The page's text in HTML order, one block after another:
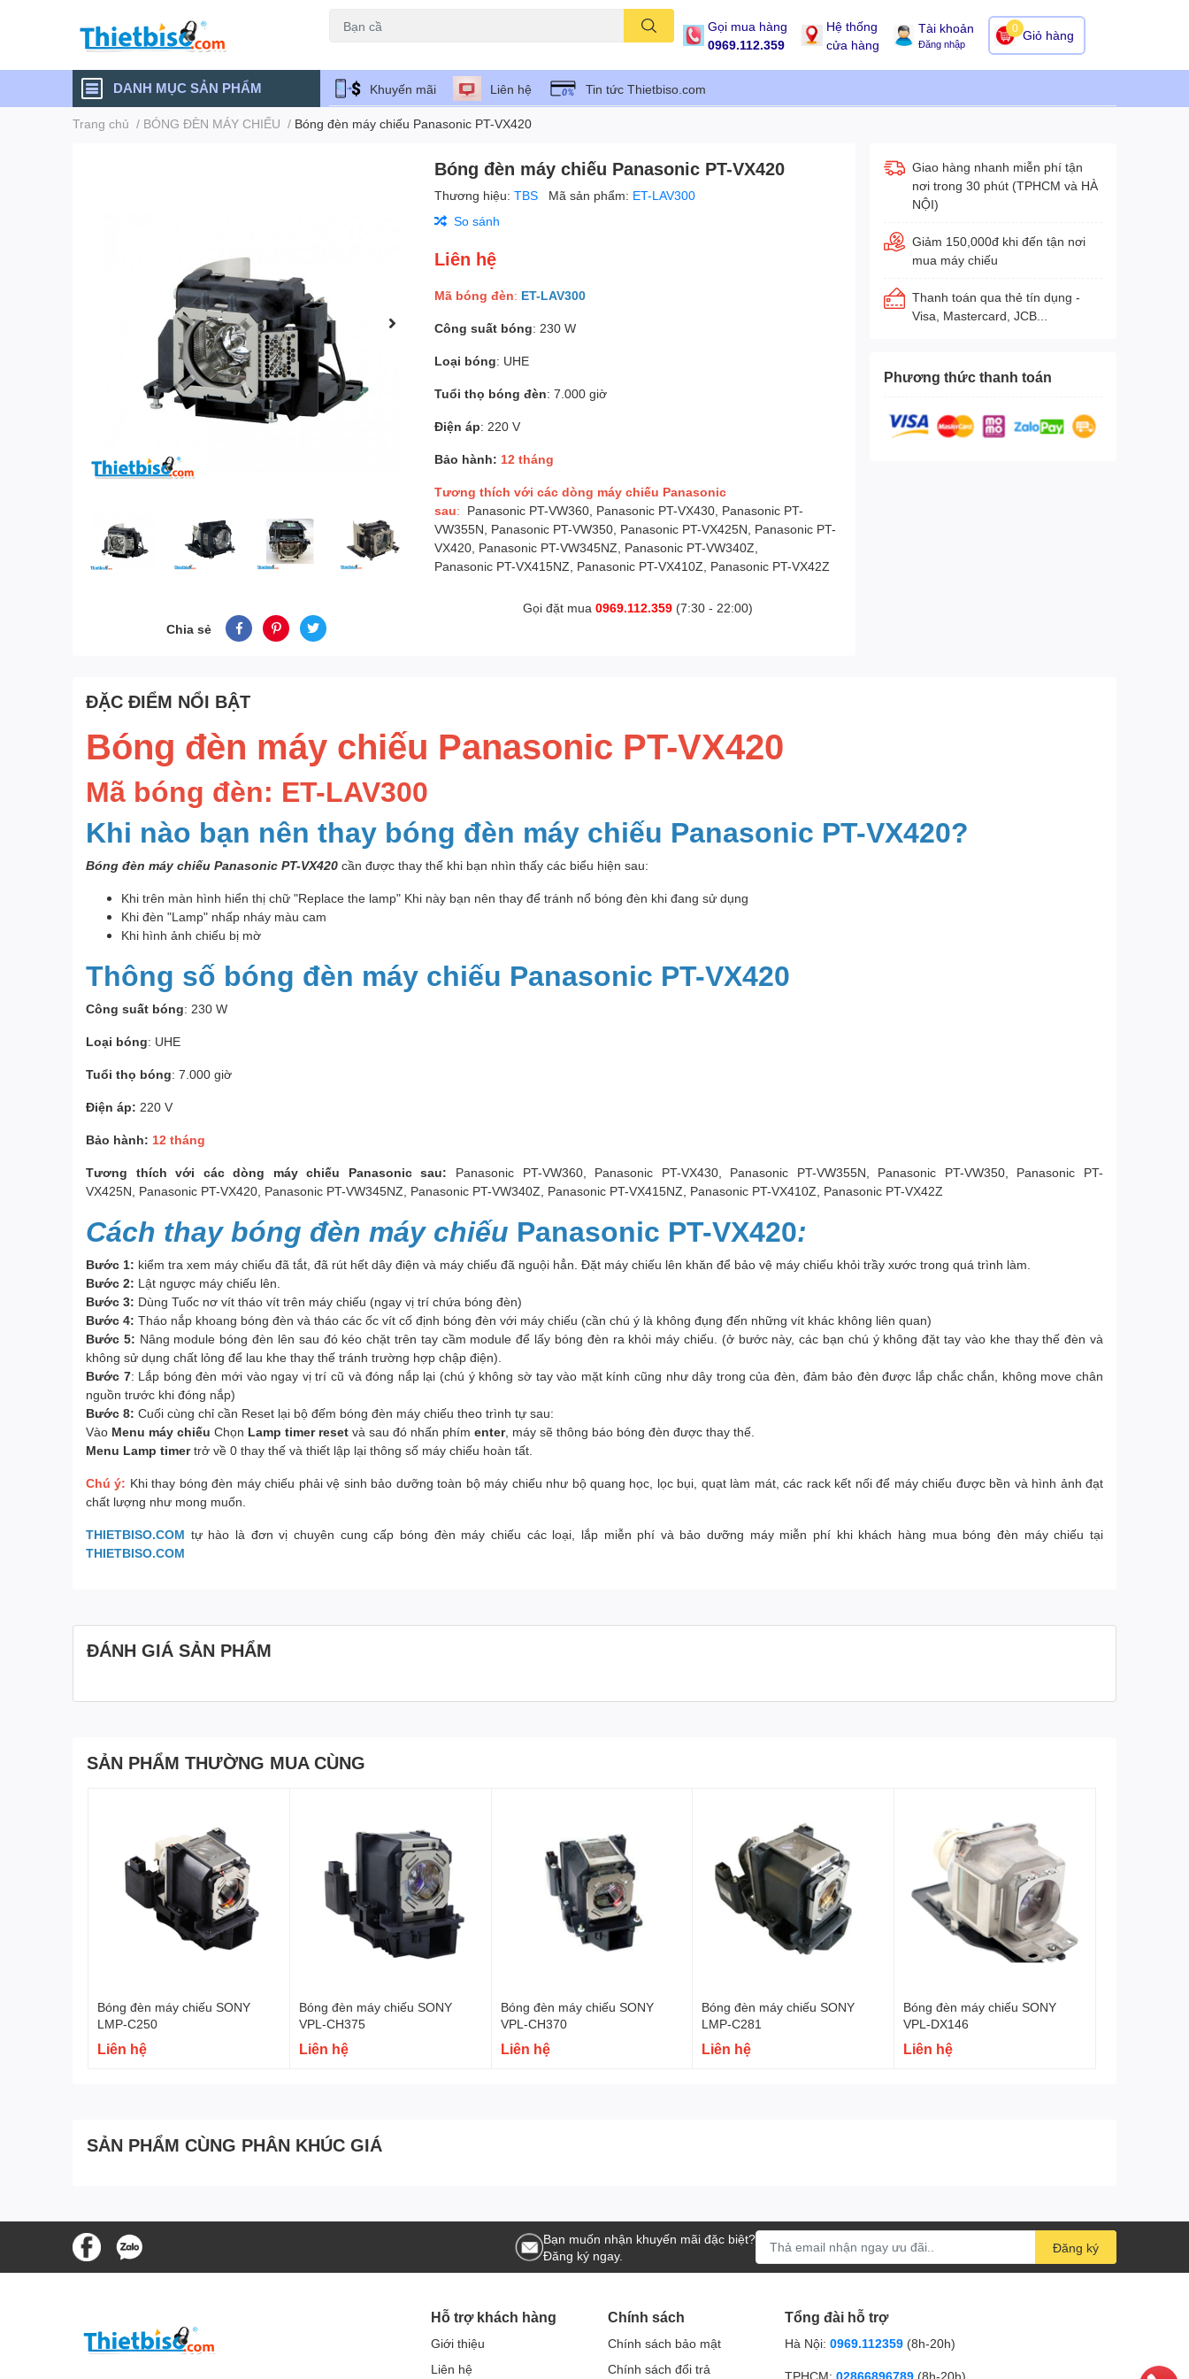
Gọi mua hàng
0969.112.359
Hệ thống
cửa hàng
Tài khoản
Đăng nhập
Giỏ hàng
0
DANH MỤC SẢN PHẨM Khuyến mãi Liên hệ Tin tức Thietbiso.com
Trang chủ / BÓNG ĐÈN MÁY CHIẾU / Bóng đèn máy chiếu Panasonic PT-VX420
Chia sẻ
Bóng đèn máy chiếu Panasonic PT-VX420
Thương hiệu:TBS Mã sản phẩm: ET-LAV300
So sánh
Liên hệ
Mã bóng đèn: ET-LAV300
Công suất bóng: 230 W
Loại bóng: UHE
Tuổi thọ bóng đèn: 7.000 giờ
Điện áp: 220 V
Bảo hành: 12 tháng
Tương thích với các dòng máy chiếu Panasonic
sau: Panasonic PT-VW360, Panasonic PT-VX430, Panasonic PT-
VW355N, Panasonic PT-VW350, Panasonic PT-VX425N, Panasonic PT-
VX420, Panasonic PT-VW345NZ, Panasonic PT-VW340Z,
Panasonic PT-VX415NZ, Panasonic PT-VX410Z, Panasonic PT-VX42Z
Gọi đặt mua0969.112.359 (7:30 - 22:00)
Giao hàng nhanh miễn phí tận
nơi trong 30 phút (TPHCM và HÀ
NỘI)
Giảm 150,000đ khi đến tận nơi
mua máy chiếu
Thanh toán qua thẻ tín dụng -
Visa, Mastercard, JCB...
Phương thức thanh toán
ĐẶC ĐIỂM NỔI BẬT
Bóng đèn máy chiếu Panasonic PT-VX420
Mã bóng đèn: ET-LAV300
Khi nào bạn nên thay bóng đèn máy chiếu Panasonic PT-VX420?
Bóng đèn máy chiếu Panasonic PT-VX420 cần được thay thế khi bạn nhìn thấy các biểu hiện sau:
Khi trên màn hình hiển thị chữ "Replace the lamp" Khi này bạn nên thay để tránh nổ bóng đèn khi đang sử dụng
Khi đèn "Lamp" nhấp nháy màu cam
Khi hình ảnh chiếu bị mờ
Thông số bóng đèn máy chiếu Panasonic PT-VX420
Công suất bóng: 230 W
Loại bóng: UHE
Tuổi thọ bóng: 7.000 giờ
Điện áp: 220 V
Bảo hành: 12 tháng
Tương thích với các dòng máy chiếu Panasonic sau: Panasonic PT-VW360, Panasonic PT-VX430, Panasonic PT-VW355N, Panasonic PT-VW350, Panasonic PT-
VX425N, Panasonic PT-VX420, Panasonic PT-VW345NZ, Panasonic PT-VW340Z, Panasonic PT-VX415NZ, Panasonic PT-VX410Z, Panasonic PT-VX42Z
Cách thay bóng đèn máy chiếu Panasonic PT-VX420:
Bước 1: kiểm tra xem máy chiếu đã tắt, đã rút hết dây điện và máy chiếu đã nguội hẳn. Đặt máy chiếu lên khăn để bảo vệ máy chiếu khỏi trầy xước trong quá trình làm.
Bước 2: Lật ngược máy chiếu lên.
Bước 3: Dùng Tuốc nơ vít tháo vít trên máy chiếu (ngay vị trí chứa bóng đèn)
Bước 4: Tháo nắp khoang bóng đèn và tháo các ốc vít cố định bóng đèn với máy chiếu (cần chú ý là không đụng đến những vít khác không liên quan)
Bước 5: Nâng module bóng đèn lên sau đó kéo chặt trên tay cầm module để lấy bóng đèn ra khỏi máy chiếu. (ở bước này, các bạn chú ý không đặt tay vào khe thay thế đèn và
không sử dụng chất lỏng để lau khe thay thế tránh trường hợp chập điện).
Bước 7: Lắp bóng đèn mới vào ngay vị trí cũ và đóng nắp lại (chú ý không sờ tay vào mặt kính cũng như dây trong của đèn, đảm bảo đèn được lắp chắc chắn, không move chân
nguồn trước khi đóng nắp)
Bước 8: Cuối cùng chỉ cần Reset lại bộ đếm bóng đèn máy chiếu theo trình tự sau:
Vào Menu máy chiếu Chọn Lamp timer reset và sau đó nhấn phím enter, máy sẽ thông báo bóng đèn được thay thế.
Menu Lamp timertrở về 0 thay thế và thiết lập lại thông số máy chiếu hoàn tất.
Chú ý: Khi thay bóng đèn máy chiếu phải vệ sinh bảo dưỡng toàn bộ máy chiếu như bộ quang học, lọc bụi, quạt làm mát, các rack kết nối để máy chiếu được bền và hình ảnh đạt
chất lượng như mong muốn.
THIETBISO.COM tự hào là đơn vị chuyên cung cấp bóng đèn máy chiếu các loại, lắp miễn phí và bảo dưỡng máy miễn phí khi khách hàng mua bóng đèn máy chiếu tại
THIETBISO.COM
ĐÁNH GIÁ SẢN PHẨM
SẢN PHẨM THƯỜNG MUA CÙNG
Bóng đèn máy chiếu SONY
LMP-C250
Liên hệ
Bóng đèn máy chiếu SONY
VPL-CH375
Liên hệ
Bóng đèn máy chiếu SONY
VPL-CH370
Liên hệ
Bóng đèn máy chiếu SONY
LMP-C281
Liên hệ
Bóng đèn máy chiếu SONY
VPL-DX146
Liên hệ
SẢN PHẨM CÙNG PHÂN KHÚC GIÁ
Bạn muốn nhận khuyến mãi đặc biệt?
Đăng ký ngay.
Đăng ký
Hỗ trợ khách hàng
Giới thiệu
Liên hệ
Chính sách
Chính sách bảo mật
Chính sách đổi trả
Tổng đài hỗ trợ
Hà Nội: 0969.112359 (8h-20h)
TPHCM: 02866896789 (8h-20h)